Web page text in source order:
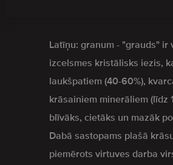
Latīņu: granum - "grauds" ir
izcelsmes kristālisks iezis,
laukšpatiem (40-60%),
krāsainiem minerāliem (līdz
blīvāks, cietāks un mazāk
Dabā sastopams plašā
piemērots virtuves darba